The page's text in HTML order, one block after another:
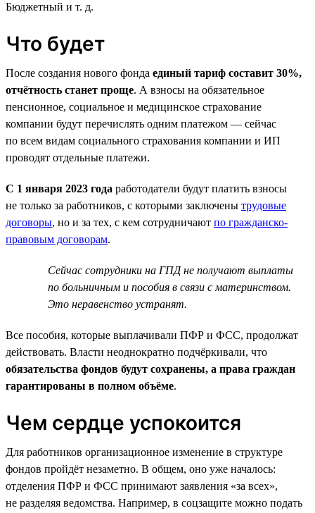
Бюджетный и т. д.
Что будет
После создания нового фонда единый тариф составит 30%,
отчётность станет проще. А взносы на обязательное
пенсионное, социальное и медицинское страхование
компании будут перечислять одним платежом — сейчас
по всем видам социального страхования компании и ИП
проводят отдельные платежи.
С 1 января 2023 года работодатели будут платить взносы
не только за работников, с которыми заключены трудовые
договоры, но и за тех, с кем сотрудничают по гражданско-
правовым договорам.
Сейчас сотрудники на ГПД не получают выплаты
по больничным и пособия в связи с материнством.
Это неравенство устранят.
Все пособия, которые выплачивали ПФР и ФСС, продолжат
действовать. Власти неоднократно подчёркивали, что
обязательства фондов будут сохранены, а права граждан
гарантированы в полном объёме.
Чем сердце успокоится
Для работников организационное изменение в структуре
фондов пройдёт незаметно. В общем, оно уже началось:
отделения ПФР и ФСС принимают заявления «за всех»,
не разделяя ведомства. Например, в соцзащите можно подать